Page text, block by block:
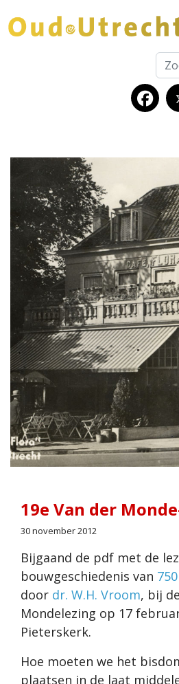
19e Van der
30 november 2012
Bijgaand de pdf met de
bouwgeschiedenis van
door dr. W.H. Vroom, bij
Mondelezing op 17
Pieterskerk.
Hoe moeten we het
plaatsen in de laat